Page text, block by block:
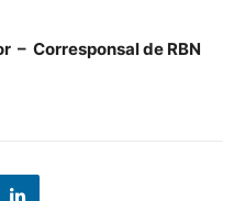
– Corresponsal de RBN